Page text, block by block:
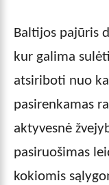
Baltijos pajūris
kur galima
atsiriboti nuo
pasirenkamas
aktyvesnė
pasiruošimas
kokiomis